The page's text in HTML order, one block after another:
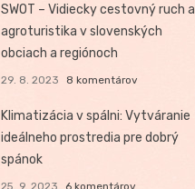
SWOT – Vidiecky cestovný ruch a
agroturistika v slovenských
obciach a regiónoch
29. 8. 2023 8 komentárov
Klimatizácia v spálni: Vytváranie
ideálneho prostredia pre dobrý
spánok
25. 9. 2023 6 komentárov